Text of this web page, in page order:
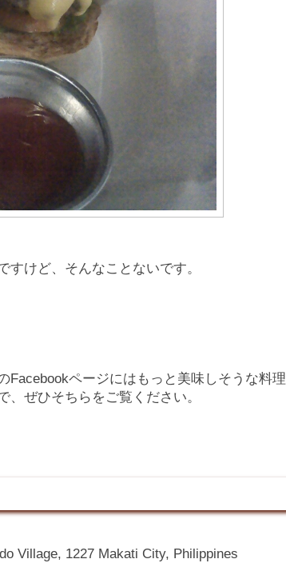
けど、そんなことないです。
Facebookページにはもっと美味しそうな料理
ぜひそちらをご覧ください。
Village, 1227 Makati City, Philippines